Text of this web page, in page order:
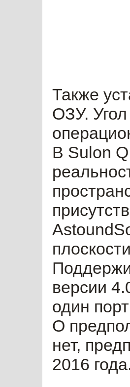
Также
ОЗУ. Угол
В Sulon
версии
один
О
нет,
2016